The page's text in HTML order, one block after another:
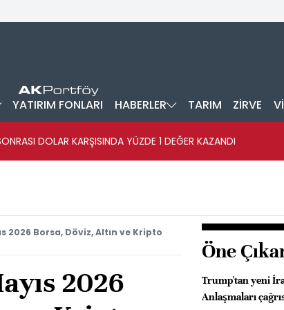
YATIRIM FONLARI HABERLER TARIM ZİRVE
DOLAR KARŞISINDA YÜZDE 1 DEĞER KAZANDI
2026 Borsa, Döviz, Altın ve Kripto
2026
Öne
Trump'tan yeni
Anlaşmaları